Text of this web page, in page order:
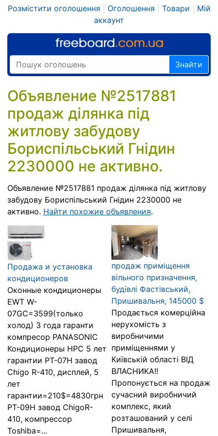
Розмістити оголошення Оголошення Товари
Мій
аккаунт
Знайти
Объявление №2517881
продаж ділянка під
житлову забудову
Бориспільський Гнідин
2230000 не активно.
Объявление №2517881 продаж ділянка під житлову
забудову Бориспільський Гнідин 2230000 не
активно. Найти похожие объявления.
Продажа и установка
кондиционеров
Оконные кондиционеры
EWT W-
07GC=3599(только
холод) 3 года гаранти
компресор PANASONIC
Кондиционеры HPC 5 лет
гарантии PT-07H завод
Chigo R-410, дисплей, 5
лет
гарантии=210$=4830грн
PT-09H завод ChigoR-
410, компрессор
Toshiba=...
продаж приміщення
вільного призначення,
будівлі Фастівський,
Пришивальня, 145000 $
Продається комерційна
нерухомість з
виробничими
приміщеннями у
Київській області ВІД
ВЛАСНИКА!!
Пропонується на продаж
сучасний виробничий
комплекс, який
розташований у селі
Пришивальня,